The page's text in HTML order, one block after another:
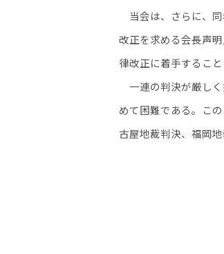
当会は、さらに、
改正を求める会長声
律改正に着手すること
一連の判決が厳し
めて困難である。こ
古屋地裁判決、福岡